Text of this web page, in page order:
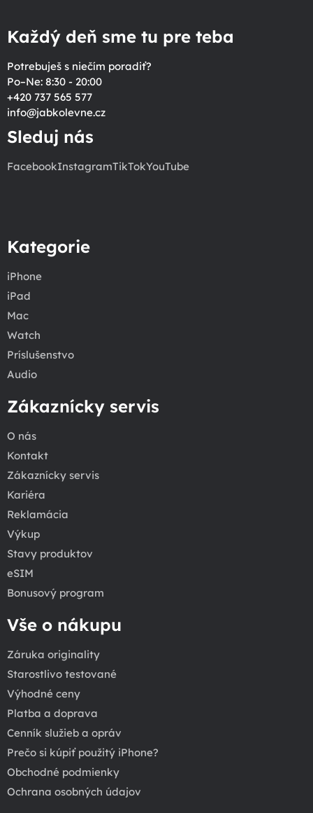
Každý deň sme tu pre teba
Potrebuješ s niečím poradiť?
Po–Ne: 8:30 - 20:00
+420 737 565 577
info@jabkolevne.cz
Sleduj nás
FacebookInstagramTikTokYouTube
Kategorie
iPhone
iPad
Mac
Watch
Príslušenstvo
Audio
Zákaznícky servis
O nás
Kontakt
Zákaznícky servis
Kariéra
Reklamácia
Výkup
Stavy produktov
eSIM
Bonusový program
Vše o nákupu
Záruka originality
Starostlivo testované
Výhodné ceny
Platba a doprava
Cenník služieb a opráv
Prečo si kúpiť použitý iPhone?
Obchodné podmienky
Ochrana osobných údajov